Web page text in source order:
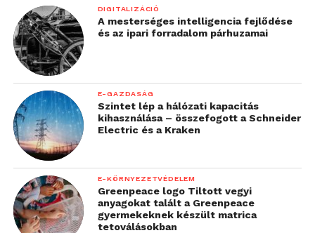
(4)
Részletes eredmén
results.com/tnr1263763.aspx?
lan=1&art=1&rd=5&SNode=S0
Közösségi szimultán:
A hat közösség mindegyikét legyőzte Polgár Judit. A
magyar csapat tagjai a következők voltak: Vizi E.
Szilveszter, Gárdos Péter, Geszti Péter, valamint két
fiatal tehetség: Nagy Norbert (10 éves), Nagy Illango
(8 éves)
DIGITALIZÁCIÓ
A mesterséges intelligencia fejlődése
és az ipari forradalom párhuzamai
E-GAZDASÁG
Szintet lép a hálózati kapacitás
kihasználása – összefogott a Schneider
Electric és a Kraken
E-KÖRNYEZETVÉDELEM
Greenpeace logo Tiltott vegyi
anyagokat talált a Greenpeace
gyermekeknek készült matrica
tetoválásokban